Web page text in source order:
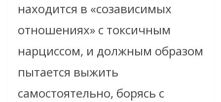
находится в «созависимых
отношениях» с токсичным
нарциссом, и должным образом
пытается выжить
самостоятельно, борясь с